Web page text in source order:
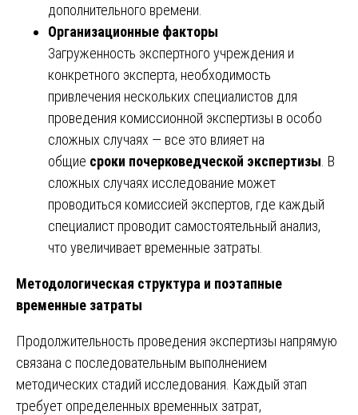
дополнительного времени.
Организационные факторы
Загруженность экспертного учреждения и
конкретного эксперта, необходимость
привлечения нескольких специалистов для
проведения комиссионной экспертизы в особо
сложных случаях — все это влияет на
общие сроки почерковедческой экспертизы . В
сложных случаях исследование может
проводиться комиссией экспертов, где каждый
специалист проводит самостоятельный анализ,
что увеличивает временные затраты.
Методологическая структура и поэтапные
временные затраты
Продолжительность проведения экспертизы напрямую
связана с последовательным выполнением
методических стадий исследования. Каждый этап
требует определенных временных затрат,